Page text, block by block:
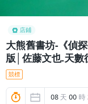
店鋪
大熊舊書坊-《偵
版│佐藤文也.天數
競標
08 天 00 時